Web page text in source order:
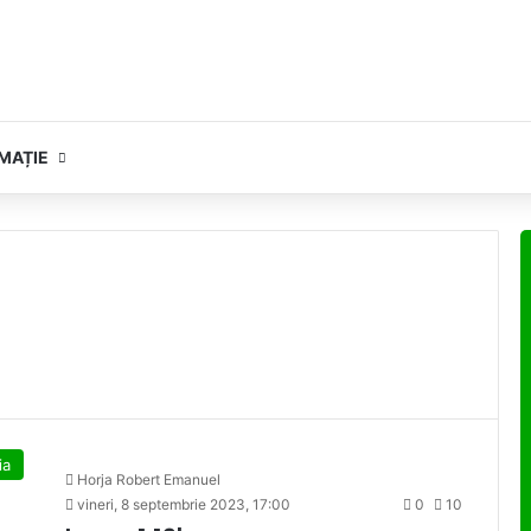
Horja Robert Emanuel
vineri, 8 septembrie 2023, 17:00
0 10